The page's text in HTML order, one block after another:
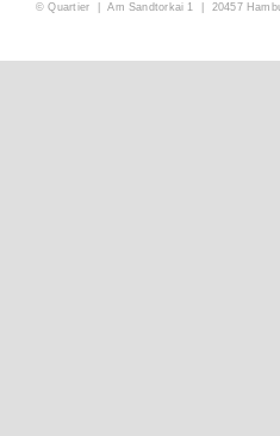
© Quartier | Am Sandtorkai 1 | 20457